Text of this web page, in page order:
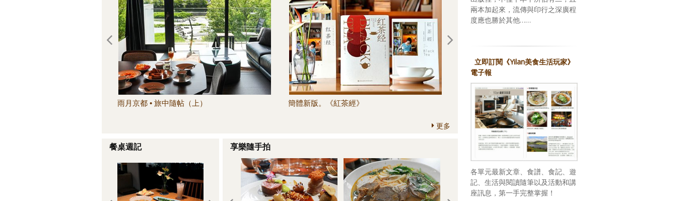
雨月京都 • 旅中隨帖（上） 簡體新版。《紅茶經》 回應期待？關於，《台灣米其林指南 2026》
更多
餐桌週記 享樂隨手拍
兩本加起來，流傳與印行之深廣程
度應也勝於其他……
立即訂閱《Yilan美食生活玩家》
電子報
各單元最新文章、食譜、食記、遊
記、生活與閱讀隨筆以及活動和講
座訊息，第一手完整掌握！